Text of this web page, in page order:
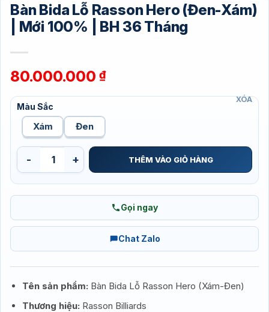
Bàn Bida Lỗ Rasson Hero (Đen-Xám)
| Mới 100% | BH 36 Tháng
80.000.000 ₫
Màu Sắc
Xám Đen
XÓA
Bàn Bida Lỗ Rasson Hero (Đen-Xám) | Mới 100% | BH 36
THÊM VÀO GIỎ HÀNG
Gọi ngay
Chat Zalo
Tên sản phẩm: Bàn Bida Lỗ Rasson Hero (Xám-Đen)
Thương hiệu: Rasson Billiards